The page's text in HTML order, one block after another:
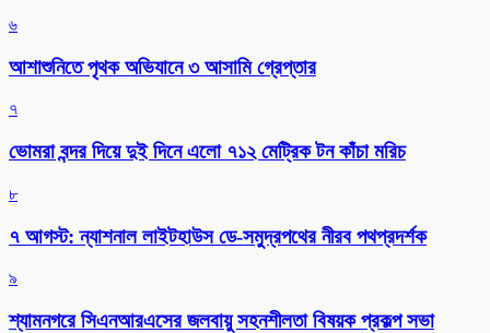
৬
আশাশুনিতে পৃথক অভিযানে ৩ আসামি গ্রেপ্তার
৭
ভোমরা বন্দর দিয়ে দুই দিনে এলো ৭১২ মেট্রিক টন কাঁচা মরিচ
৮
৭ আগস্ট: ন্যাশনাল লাইটহাউস ডে-সমুদ্রপথের নীরব পথপ্রদর্শক
৯
শ্যামনগরে সিএনআরএসের জলবায়ু সহনশীলতা বিষয়ক প্রকল্প সভা